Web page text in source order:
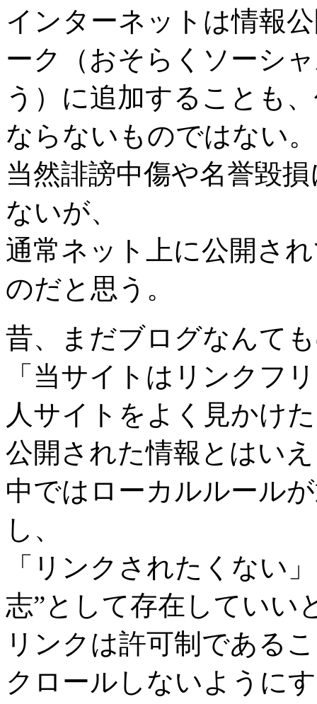
インターネットは情報
ーク（おそらくソーシ
う）に追加することも
ならないものではない。
当然誹謗中傷や名誉毀
ないが、
通常ネット上に公開さ
のだと思う。
昔、まだブログなんて
「当サイトはリンクフ
人サイトをよく見かけ
公開された情報とはい
中ではローカルルール
し、
「リンクされたくない
志”として存在していい
リンクは許可制である
クロールしないように